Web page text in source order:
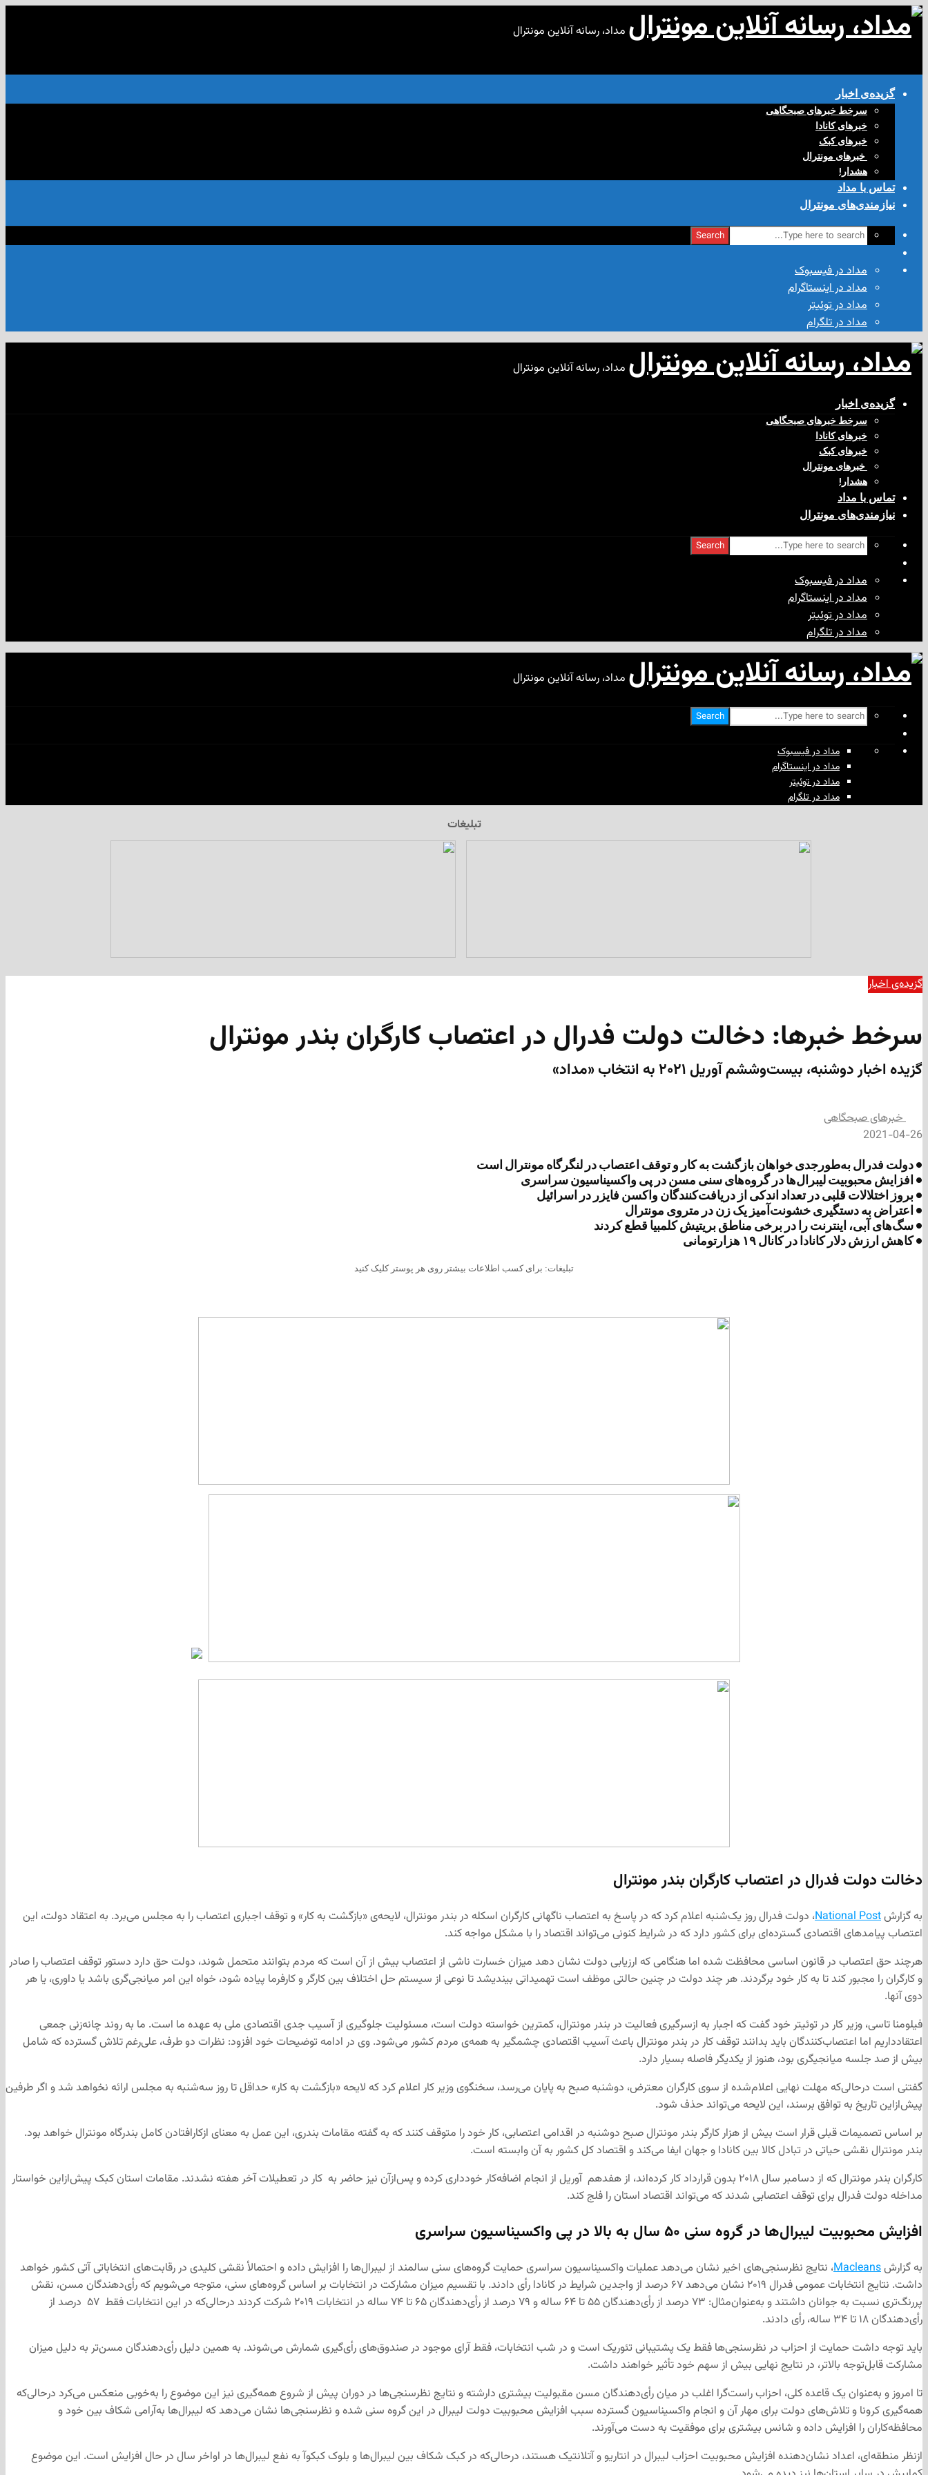
مداد، رسانه آنلاین مونترال
گزیده‌ی‌ اخبار
سرخط خبرهای صبحگاهی
خبرهای کانادا
خبرهای کبک
‌ خبرهای مونترال
هشدار!
تماس با مداد
نیازمندی‌های مونترال
Search
مداد در فیسبوک
مداد در اینستاگرام
مداد در توئیتر
مداد در تلگرام
مداد، رسانه آنلاین مونترال
گزیده‌ی‌ اخبار
سرخط خبرهای صبحگاهی
خبرهای کانادا
خبرهای کبک
‌ خبرهای مونترال
هشدار!
تماس با مداد
نیازمندی‌های مونترال
Search
مداد در فیسبوک
مداد در اینستاگرام
مداد در توئیتر
مداد در تلگرام
مداد، رسانه آنلاین مونترال
Search
مداد در فیسبوک
مداد در اینستاگرام
مداد در توئیتر
مداد در تلگرام
تبلیغات
گزیده‌ی‌ اخبار
سرخط خبرها: دخالت دولت فدرال در اعتصاب کارگران بندر مونترال
گزیده اخبار دوشنبه، بیست‌وششم آوریل ۲۰۲۱ به انتخاب «مداد»
‌خبرهای صبحگاهی
2021-04-26
• دولت فدرال به‌طورجدی خواهان بازگشت به کار و توقف اعتصاب در لنگرگاه مونترال است
• افزایش محبوبیت لیبرال‌ها در گروه‌های سنی مسن در پی واکسیناسیون سراسری
• بروز اختلالات قلبی در تعداد اندکی از دریافت‌کنندگان واکسن فایزر در اسرائیل
• اعتراض به دستگیری خشونت‌آمیز یک زن در متروی مونترال
• سگ‌های آبی، اینترنت را در برخی مناطق بریتیش کلمبیا قطع کردند
• کاهش ارزش دلار کانادا در کانال ۱۹ هزارتومانی
تبلیغات: برای کسب اطلاعات بیشتر روی هر پوستر کلیک کنید
دخالت دولت فدرال در اعتصاب کارگران بندر مونترال
به گزارشNational Post، دولت فدرال روز یک‌شنبه اعلام کرد که در پاسخ به اعتصاب ناگهانی کارگران اسکله در بندر مونترال، لایحه‌ی «بازگشت به کار» و توقف اجباری اعتصاب را به مجلس می‌برد. به اعتقاد دولت، این
اعتصاب پیامدهای اقتصادی گسترده‌ای برای کشور دارد که در شرایط کنونی می‌تواند اقتصاد را با مشکل مواجه کند.
هرچند حق اعتصاب در قانون اساسی محافظت شده اما هنگامی که ارزیابی دولت نشان دهد میزان خسارت ناشی از اعتصاب بیش از آن است که مردم بتوانند متحمل شوند، دولت حق دارد دستور توقف اعتصاب را صادر
و کارگران را مجبور کند تا به کار خود برگردند. هر چند دولت در چنین حالتی موظف است تهمیداتی بیندیشد تا نوعی از سیستم حل اختلاف بین کارگر و کارفرما پیاده شود، خواه این امر میانجی‌گری باشد یا داوری، یا هر
دوی آنها.
فیلومنا تاسی، وزیر کار در توئیتر خود گفت که اجبار به ازسرگیری فعالیت در بندر مونترال، کمترین خواسته دولت است، مسئولیت جلوگیری از آسیب جدی اقتصادی ملی به عهده ما است. ما به روند چانه‌زنی جمعی
اعتقادداریم اما اعتصاب‌کنندگان باید بدانند توقف کار در بندر مونترال باعث آسیب اقتصادی چشمگیر به همه‌ی مردم کشور می‌شود. وی در ادامه توضیحات خود افزود: نظرات دو طرف، علی‌رغم تلاش گسترده که شامل
بیش از صد جلسه میانجیگری بود، هنوز از یکدیگر فاصله‌ بسیار دارد.
گفتنی است درحالی‌که مهلت نهایی اعلام‌شده از سوی کارگران معترض، دوشنبه صبح به پایان می‌رسد، سخنگوی وزیر کار اعلام کرد که لایحه «بازگشت به کار» حداقل تا روز سه‌شنبه به مجلس ارائه نخواهد شد و اگر طرفین
پیش‌ازاین تاریخ به توافق برسند، این لایحه می‌تواند حذف شود.
بر اساس تصمیمات قبلی قرار است بیش از هزار کارگر بندر مونترال صبح دوشنبه در اقدامی اعتصابی، کار خود را متوقف کنند که به گفته مقامات بندری، این عمل به معنای ازکارافتادن کامل بندرگاه مونترال خواهد بود.
بندر مونترال نقشی حیاتی در تبادل کالا بین کانادا و جهان ایفا می‌کند و اقتصاد کل کشور به آن وابسته است.
کارگران بندر مونترال که از دسامبر سال ۲۰۱۸ بدون قرارداد کار کرده‌اند، از هفدهم آوریل از انجام اضافه‌کار خودداری کرده و پس‌ازآن نیز حاضر به کار در تعطیلات آخر هفته نشدند. مقامات استان کبک پیش‌ازاین خواستار
مداخله دولت فدرال برای توقف اعتصابی شدند که می‌تواند اقتصاد استان را فلج کند.
افزایش محبوبیت لیبرال‌ها در گروه‌ سنی ۵۰ سال به بالا در پی واکسیناسیون سراسری
به گزارشMacleans، نتایج نظرسنجی‌های اخیر نشان می‌دهد عملیات واکسیناسیون سراسری حمایت گروه‌های سنی سالمند از لیبرال‌ها را افزایش داده و احتمالأ نقشی کلیدی در رقابت‌های انتخاباتی آتی کشور خواهد
داشت. نتایج انتخابات عمومی فدرال ۲۰۱۹ نشان می‌دهد ۶۷ درصد از واجدین شرایط در کانادا رأی دادند. با تقسیم میزان مشارکت در انتخابات بر اساس گروه‌های سنی، متوجه می‌شویم که رأی‌دهندگان مسن، نقش
پررنگ‌تری نسبت به جوانان داشتند و به‌عنوان‌مثال: ۷۳ درصد از رأی‌دهندگان ۵۵ تا ۶۴ ساله و ۷۹ درصد از رأی‌دهندگان ۶۵ تا ۷۴ ساله در انتخابات ۲۰۱۹ شرکت کردند درحالی‌که در این انتخابات فقط ۵۷ درصد از
رأی‌دهندگان ۱۸ تا ۳۴ ساله، رأی دادند.
باید توجه داشت حمایت از احزاب در نظرسنجی‌ها فقط یک پشتیبانی تئوریک است و در شب انتخابات، فقط آرای موجود در صندوق‌های رأی‌گیری شمارش می‌شوند. به همین دلیل رأی‌دهندگان مسن‌تر به دلیل میزان
مشارکت قابل‌توجه بالاتر، در نتایج نهایی بیش از سهم خود تأثیر خواهند داشت.
تا امروز و به‌عنوان یک قاعده کلی، احزاب راست‌گرا اغلب در میان رأی‌دهندگان مسن مقبولیت بیشتری دارشته و نتایج نظرسنجی‌ها در دوران پیش از شروع همه‌گیری نیز این موضوع را به‌خوبی منعکس می‌کرد درحالی‌که
همه‌گیری کرونا و تلاش‌های دولت برای مهار آن و انجام واکسیناسیون گسترده سبب افزایش محبوبیت دولت لیبرال در این گروه سنی شده و نظرسنجی‌ها نشان می‌دهد که لیبرال‌ها به‌آرامی شکاف بین خود و
محافظه‌کاران را افزایش داده و شانس بیشتری برای موفقیت به دست می‌آورند.
ازنظر منطقه‌ای، اعداد نشان‌دهنده افزایش محبوبیت احزاب لیبرال در انتاریو و آتلانتیک هستند، درحالی‌که در کبک شکاف بین لیبرال‌ها و بلوک کبکوآ به نفع لیبرال‌ها در اواخر سال در حال افزایش است. این موضوع